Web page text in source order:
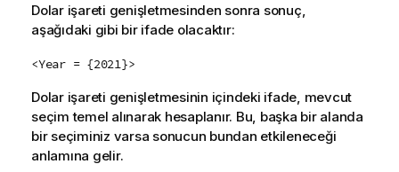
Dolar işareti genişletmesinden sonra sonuç,
aşağıdaki gibi bir ifade olacaktır:
<Year = {2021}>
Dolar işareti genişletmesinin içindeki ifade, mevcut
seçim temel alınarak hesaplanır. Bu, başka bir alanda
bir seçiminiz varsa sonucun bundan etkileneceği
anlamına gelir.